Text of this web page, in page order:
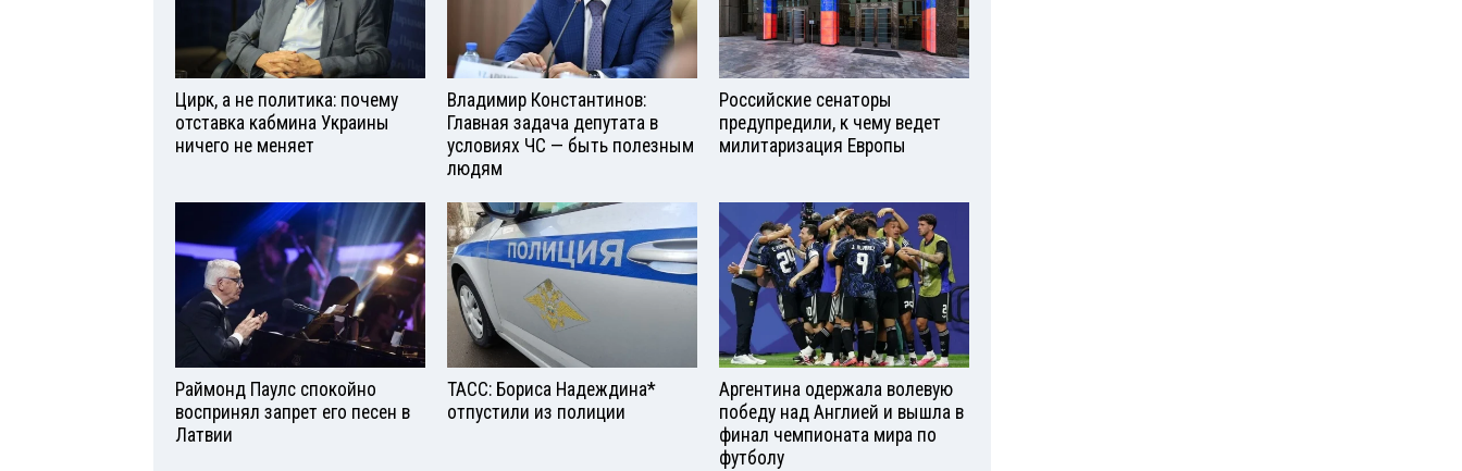
Цирк, а не политика: почему
отставка кабмина Украины
ничего не меняет
Владимир Константинов:
Главная задача депутата в
условиях ЧС — быть полезным
людям
Российские сенаторы
предупредили, к чему ведет
милитаризация Европы
Раймонд Паулс спокойно
воспринял запрет его песен в
Латвии
ТАСС: Бориса Надеждина*
отпустили из полиции
Аргентина одержала волевую
победу над Англией и вышла в
финал чемпионата мира по
футболу